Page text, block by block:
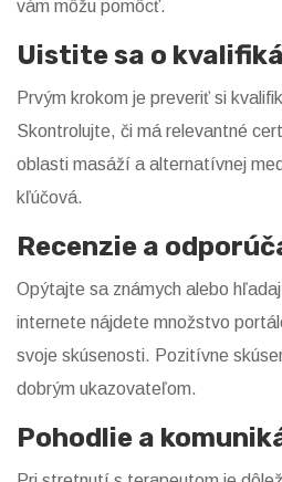
vám môžu pomôcť.
Uistite sa o
Prvým krokom je preveriť si
Skontrolujte, či má relevantné
oblasti masáží a alternatívnej
kľúčová.
Recenzie a
Opýtajte sa známych alebo
internete nájdete množstvo
svoje skúsenosti. Pozitívne
dobrým ukazovateľom.
Pohodlie a